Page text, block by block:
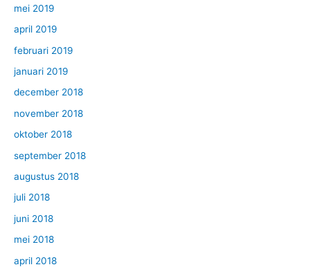
mei 2019
april 2019
februari 2019
januari 2019
december 2018
november 2018
oktober 2018
september 2018
augustus 2018
juli 2018
juni 2018
mei 2018
april 2018